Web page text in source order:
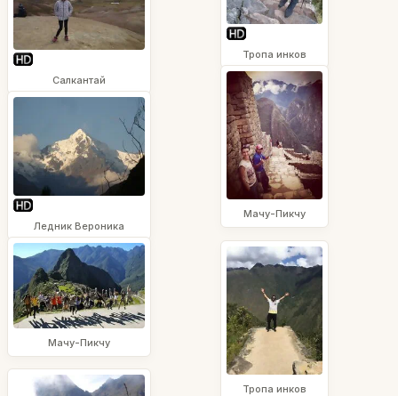
Салкантай
Ледник Вероника
Мачу-Пикчу
Тропа инков
Мачу-Пикчу
Тропа инков